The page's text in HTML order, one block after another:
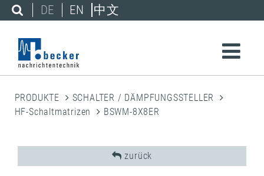
DE EN 中文
PRODUKTE
SCHALTER / DÄMPFUNGSSTELLER
HF-Schaltmatrizen
BSWM-8X8ER
zurück